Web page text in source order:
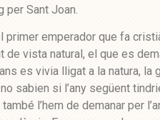
per Sant Joan.
primer emperador que fa
vista natural, el que es
es vivia lligat a la natura,
sabien si l’any següent
també l’hem de demanar per